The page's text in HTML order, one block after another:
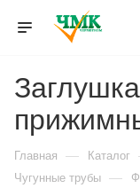
Главная — Каталог
Чугунные трубы —